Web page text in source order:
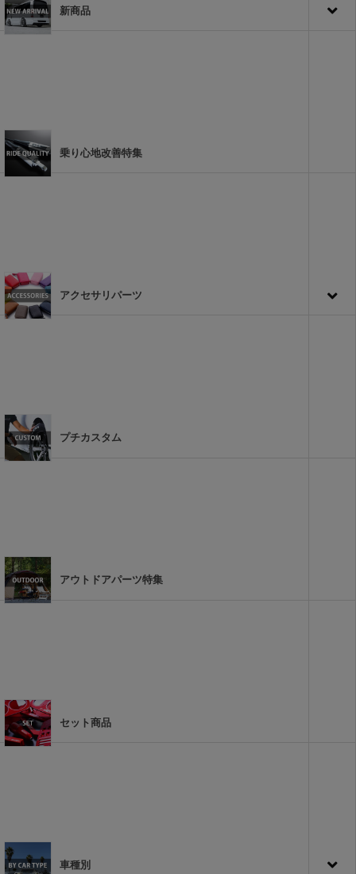
新商品
乗り心地改善特集
アクセサリパーツ
プチカスタム
アウトドアパーツ特集
セット商品
車種別